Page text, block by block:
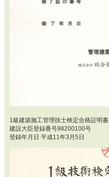
1級建築施工管理技士検定合格証明書
建設大臣登録番号98200100号
登録年月日 平成11年3月5日